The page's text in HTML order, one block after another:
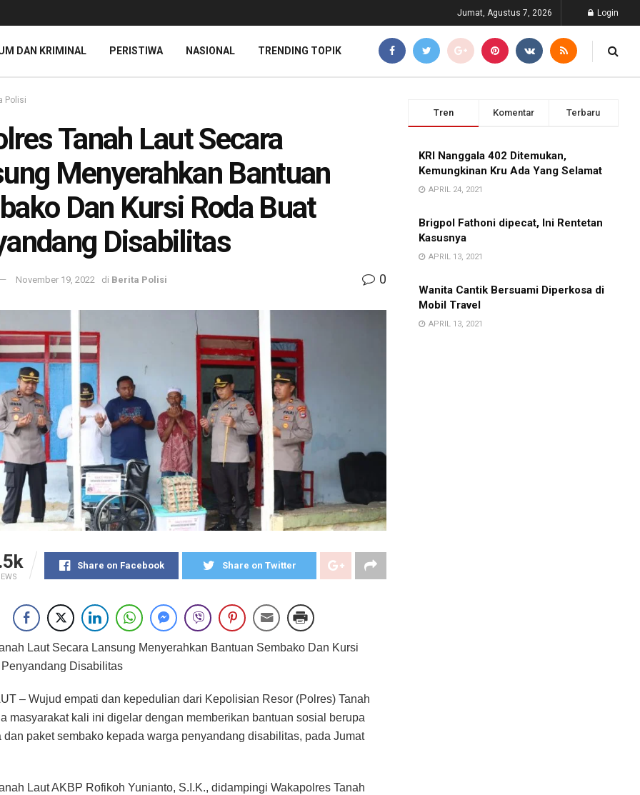
Jumat, Agustus 7, 2026 Login
DAN KRIMINAL PERISTIWA NASIONAL TRENDING TOPIK
Polisi
Tanah Laut Secara
Menyerahkan Bantuan
Dan Kursi Roda Buat
Disabilitas
November 19, 2022 di Berita Polisi 0
Share on Facebook Share on Twitter
Laut Secara Lansung Menyerahkan Bantuan Sembako Dan Kursi
Disabilitas
– Wujud empati dan kepedulian dari Kepolisian Resor (Polres) Tanah
masyarakat kali ini digelar dengan memberikan bantuan sosial berupa
dan paket sembako kepada warga penyandang disabilitas, pada Jumat
Laut AKBP Rofikoh Yunianto, S.I.K., didampingi Wakapolres Tanah
Tren Komentar Terbaru
KRI Nanggala 402 Ditemukan,
Kemungkinan Kru Ada Yang Selamat
APRIL 24, 2021
Brigpol Fathoni dipecat, Ini Rentetan
Kasusnya
APRIL 13, 2021
Wanita Cantik Bersuami Diperkosa di
Mobil Travel
APRIL 13, 2021